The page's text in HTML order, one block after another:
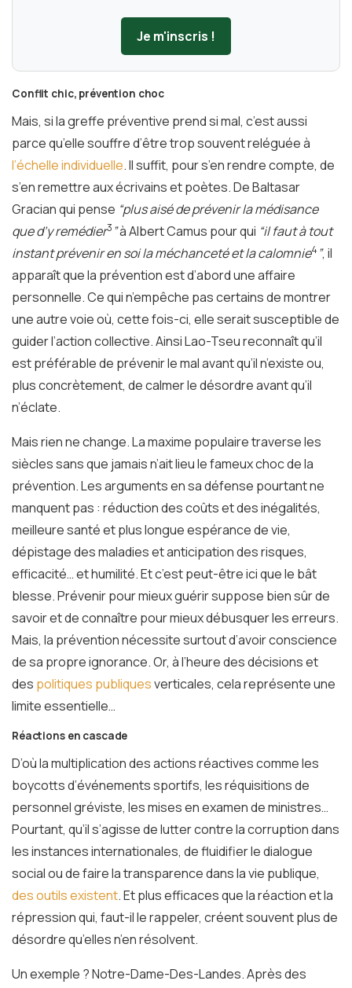
Je m'inscris !
Conflit chic, prévention choc
Mais, si la greffe préventive prend si mal, c’est aussi
parce qu’elle souffre d’être trop souvent reléguée à
l’échelle individuelle. Il suffit, pour s’en rendre compte, de
s’en remettre aux écrivains et poètes. De Baltasar
Gracian qui pense “plus aisé de prévenir la médisance
que d’y remédier3 ”à Albert Camus pour qui “il faut à tout
instant prévenir en soi la méchanceté et la calomnie4 ”, il
apparaît que la prévention est d’abord une affaire
personnelle. Ce qui n’empêche pas certains de montrer
une autre voie où, cette fois-ci, elle serait susceptible de
guider l’action collective. Ainsi Lao-Tseu reconnaît qu’il
est préférable de prévenir le mal avant qu’il n’existe ou,
plus concrètement, de calmer le désordre avant qu’il
n’éclate.
Mais rien ne change. La maxime populaire traverse les
siècles sans que jamais n’ait lieu le fameux choc de la
prévention. Les arguments en sa défense pourtant ne
manquent pas : réduction des coûts et des inégalités,
meilleure santé et plus longue espérance de vie,
dépistage des maladies et anticipation des risques,
efficacité… et humilité. Et c’est peut-être ici que le bât
blesse. Prévenir pour mieux guérir suppose bien sûr de
savoir et de connaître pour mieux débusquer les erreurs.
Mais, la prévention nécessite surtout d’avoir conscience
de sa propre ignorance. Or, à l’heure des décisions et
des politiques publiquesverticales, cela représente une
limite essentielle…
Réactions en cascade
D’où la multiplication des actions réactives comme les
boycotts d’événements sportifs, les réquisitions de
personnel gréviste, les mises en examen de ministres…
Pourtant, qu’il s’agisse de lutter contre la corruption dans
les instances internationales, de fluidifier le dialogue
social ou de faire la transparence dans la vie publique,
des outils existent. Et plus efficaces que la réaction et la
répression qui, faut-il le rappeler, créent souvent plus de
désordre qu’elles n’en résolvent.
Un exemple ? Notre-Dame-Des-Landes. Après des